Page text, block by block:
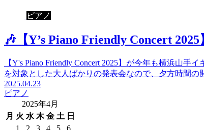
ピアノ
🎶【Y’s Piano Friendly Concert
【Y's Piano Friendly Concert 2025】が今年も横浜山
を対象とした大人ばかりの発表会なので、夕方時間
2025.04.23
ピアノ
2025年4月
月 火 水 木 金 土 日
1
2 3 4 5
6